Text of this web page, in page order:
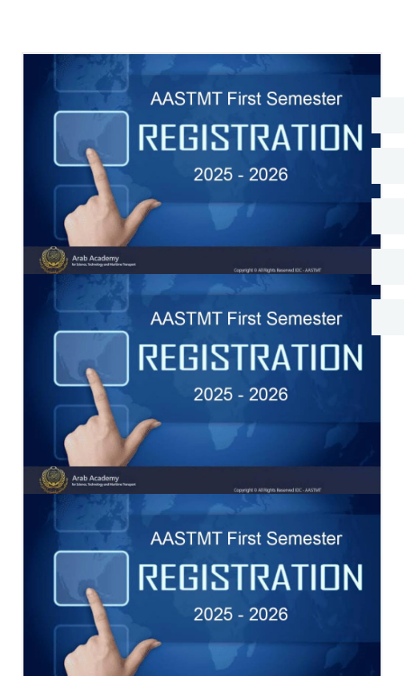
التدريب والخدمة المجتمعية
الإستشارات